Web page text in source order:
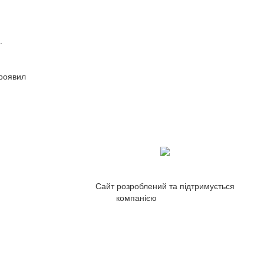
Сайт розроблений та підтримується
компанією